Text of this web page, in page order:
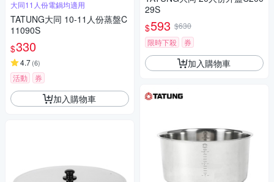
大同11人份電鍋均適用
TATUNG大同 10-11人份蒸盤C
11090S
$330
4.7(6)
活動 券
加入購物車
29S
$593 $630
限時下殺
券
加入購物車